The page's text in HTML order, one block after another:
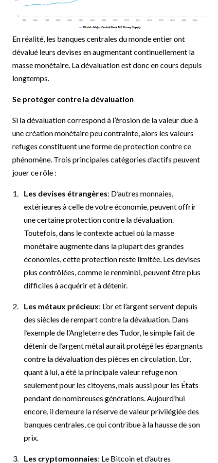
En réalité, les banques centrales du monde entier ont
dévalué leurs devises en augmentant continuellement la
masse monétaire. La dévaluation est donc en cours depuis
longtemps.
Se protéger contre la dévaluation
Si la dévaluation correspond à l’érosion de la valeur due à
une création monétaire peu contrainte, alors les valeurs
refuges constituent une forme de protection contre ce
phénomène. Trois principales catégories d’actifs peuvent
jouer ce rôle :
Les devises étrangères: D’autres monnaies,
extérieures à celle de votre économie, peuvent offrir
une certaine protection contre la dévaluation.
Toutefois, dans le contexte actuel où la masse
monétaire augmente dans la plupart des grandes
économies, cette protection reste limitée. Les devises
plus contrôlées, comme le renminbi, peuvent être plus
difficiles à acquérir et à détenir.
Les métaux précieux: L’or et l’argent servent depuis
des siècles de rempart contre la dévaluation. Dans
l’exemple de l’Angleterre des Tudor, le simple fait de
détenir de l’argent métal aurait protégé les épargnants
contre la dévaluation des pièces en circulation. L’or,
quant à lui, a été la principale valeur refuge non
seulement pour les citoyens, mais aussi pour les États
pendant de nombreuses générations. Aujourd’hui
encore, il demeure la réserve de valeur privilégiée des
banques centrales, ce qui contribue à la hausse de son
prix.
Les cryptomonnaies: Le Bitcoin et d’autres